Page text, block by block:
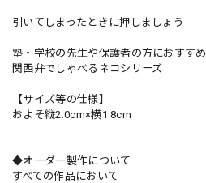
引いてしまったときに押しましょう
塾・学校の先生や保護者の方におすすめ
関西弁でしゃべるネコシリーズ
【サイズ等の仕様】
およそ縦2.0cm×横1.8cm
◆オーダー製作について
すべての作品において